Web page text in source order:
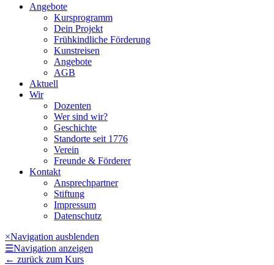
Angebote
Kursprogramm
Dein Projekt
Frühkindliche Förderung
Kunstreisen
Angebote
AGB
Aktuell
Wir
Dozenten
Wer sind wir?
Geschichte
Standorte seit 1776
Verein
Freunde & Förderer
Kontakt
Ansprechpartner
Stiftung
Impressum
Datenschutz
×Navigation ausblenden
☰Navigation anzeigen
← zurück zum Kurs